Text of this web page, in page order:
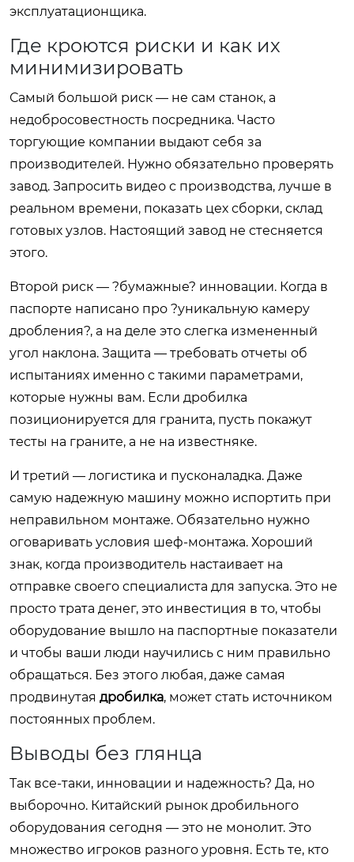
эксплуатационщика.
Где кроются риски и как их
минимизировать
Самый большой риск — не сам станок, а
недобросовестность посредника. Часто
торгующие компании выдают себя за
производителей. Нужно обязательно проверять
завод. Запросить видео с производства, лучше в
реальном времени, показать цех сборки, склад
готовых узлов. Настоящий завод не стесняется
этого.
Второй риск — ?бумажные? инновации. Когда в
паспорте написано про ?уникальную камеру
дробления?, а на деле это слегка измененный
угол наклона. Защита — требовать отчеты об
испытаниях именно с такими параметрами,
которые нужны вам. Если дробилка
позиционируется для гранита, пусть покажут
тесты на граните, а не на известняке.
И третий — логистика и пусконаладка. Даже
самую надежную машину можно испортить при
неправильном монтаже. Обязательно нужно
оговаривать условия шеф-монтажа. Хороший
знак, когда производитель настаивает на
отправке своего специалиста для запуска. Это не
просто трата денег, это инвестиция в то, чтобы
оборудование вышло на паспортные показатели
и чтобы ваши люди научились с ним правильно
обращаться. Без этого любая, даже самая
продвинутая дробилка, может стать источником
постоянных проблем.
Выводы без глянца
Так все-таки, инновации и надежность? Да, но
выборочно. Китайский рынок дробильного
оборудования сегодня — это не монолит. Это
множество игроков разного уровня. Есть те, кто